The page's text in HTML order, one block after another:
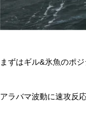
まずはギル&氷魚のポ
アラバマ波動に速攻反応